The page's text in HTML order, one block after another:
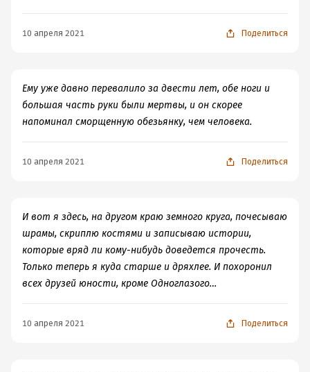
10 апреля 2021 Поделиться
Ему уже давно перевалило за двести лет, обе ноги и
большая часть руки были мертвы, и он скорее
напоминал сморщенную обезьянку, чем человека.
10 апреля 2021 Поделиться
И вот я здесь, на другом краю земного круга, почесываю
шрамы, скриплю костями и записываю истории,
которые вряд ли кому-нибудь доведется прочесть.
Только теперь я куда старше и дряхлее. И похоронил
всех друзей юности, кроме Одноглазого…
10 апреля 2021 Поделиться